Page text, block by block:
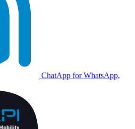
ChatApp for WhatsApp,